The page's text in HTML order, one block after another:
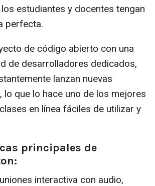
estudiantes y docentes tengan
perfecta.
de código abierto con una
de desarrolladores dedicados,
lanzan nuevas
lo que lo hace uno de los mejores
en línea fáciles de utilizar y
principales de
interactiva con audio,